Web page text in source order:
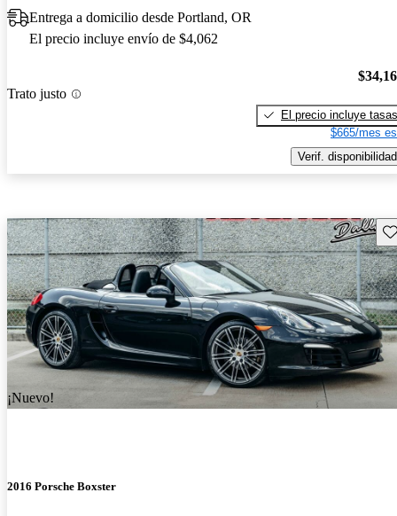
Entrega a domicilio desde Portland, OR
El precio incluye envío de $4,062
Trato justo
El precio incluye tasas
$665/mes
Verif. disponibilidad
¡Nuevo!
2016 Porsche Boxster